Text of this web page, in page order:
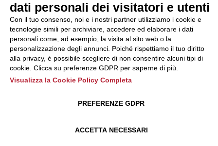
dati personali dei visitatori e utenti
Con il tuo consenso, noi e i nostri partner utilizziamo i cookie e
tecnologie simili per archiviare, accedere ed elaborare i dati
personali come, ad esempio, la visita al sito web o la
personalizzazione degli annunci. Poiché rispettiamo il tuo diritto
alla privacy, è possibile scegliere di non consentire alcuni tipi di
cookie. Clicca su preferenze GDPR per saperne di più.
Visualizza la Cookie Policy Completa
ACCETTA NECESSARI
PREFERENZE GDPR